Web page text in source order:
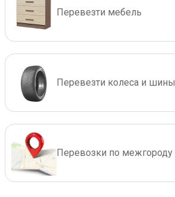
Перевезти мебель
Перевезти колеса и шины
Перевозки по межгороду